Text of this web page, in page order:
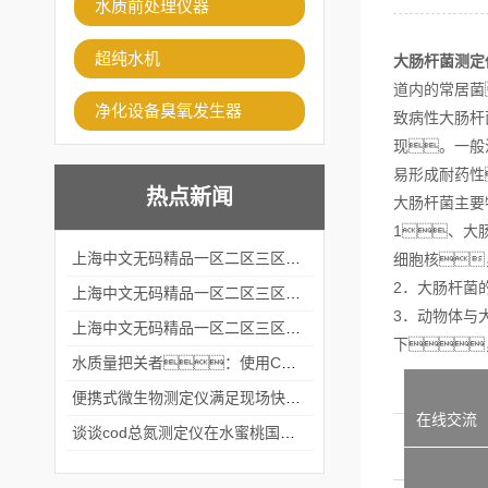
水质前处理仪器
超纯水机
净化设备臭氧发生器
热点新闻
大肠杆菌测定
道内的常居
致病性大肠
现。一
易形成耐药
大肠杆菌主
1、大
细胞核
2．大肠杆
3．动物体
下
在线交流